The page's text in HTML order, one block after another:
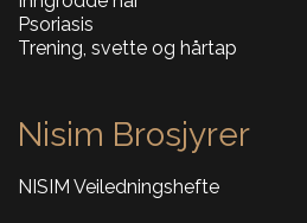
Psoriasis
Trening, svette og hårtap
Nisim Brosjyrer
NISIM Veiledningshefte